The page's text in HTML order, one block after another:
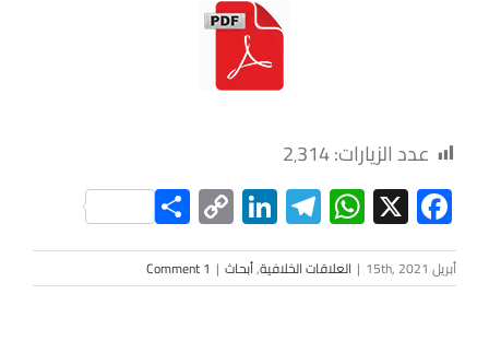
عدد الزيارات:2٬314
Facebook
X
WhatsApp
Telegram
LinkedIn
Copy
Link
Share
أبريل 15th, 2021 | العلاقات الخلافية,أبحاث |
1 Comment